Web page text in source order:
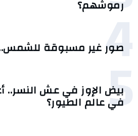
رموشهم؟
4
صور غير مسبوقة
5
بيض الإوز في عش النسر..
في عالم الطيور؟